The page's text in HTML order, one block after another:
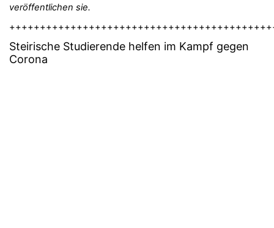
veröffentlichen sie.
Steirische Studierende helfen im Kampf gegen
Corona